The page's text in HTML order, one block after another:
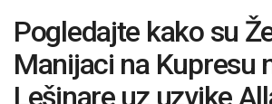
Pogledajte kako su
Manijaci na Kupresu
Lešinare uz uzvike